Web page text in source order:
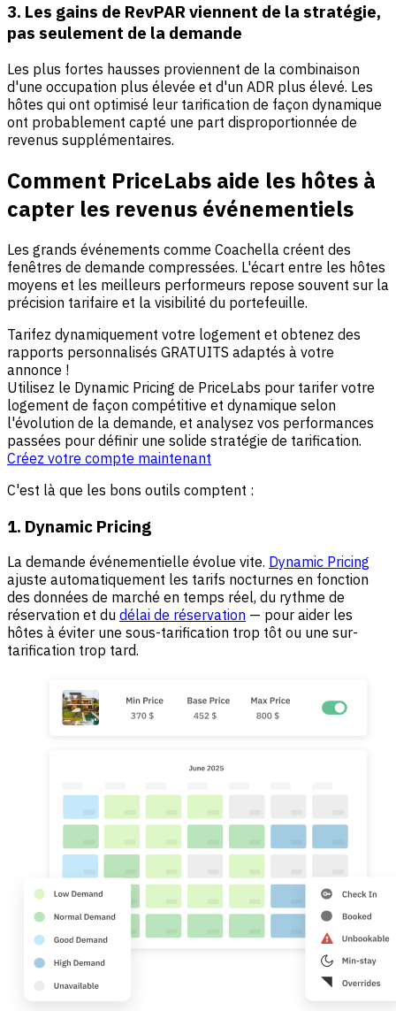
3. Les gains de RevPAR viennent de la stratégie,
pas seulement de la demande
Les plus fortes hausses proviennent de la combinaison
d'une occupation plus élevée et d'un ADR plus élevé. Les
hôtes qui ont optimisé leur tarification de façon dynamique
ont probablement capté une part disproportionnée de
revenus supplémentaires.
Comment PriceLabs aide les hôtes à
capter les revenus événementiels
Les grands événements comme Coachella créent des
fenêtres de demande compressées. L'écart entre les hôtes
moyens et les meilleurs performeurs repose souvent sur la
précision tarifaire et la visibilité du portefeuille.
Tarifez dynamiquement votre logement et obtenez des
rapports personnalisés GRATUITS adaptés à votre
annonce !
Utilisez le Dynamic Pricing de PriceLabs pour tarifer votre
logement de façon compétitive et dynamique selon
l'évolution de la demande, et analysez vos performances
passées pour définir une solide stratégie de tarification.
Créez votre compte maintenant
C'est là que les bons outils comptent :
1. Dynamic Pricing
La demande événementielle évolue vite. Dynamic Pricing
ajuste automatiquement les tarifs nocturnes en fonction
des données de marché en temps réel, du rythme de
réservation et du délai de réservation — pour aider les
hôtes à éviter une sous-tarification trop tôt ou une sur-
tarification trop tard.